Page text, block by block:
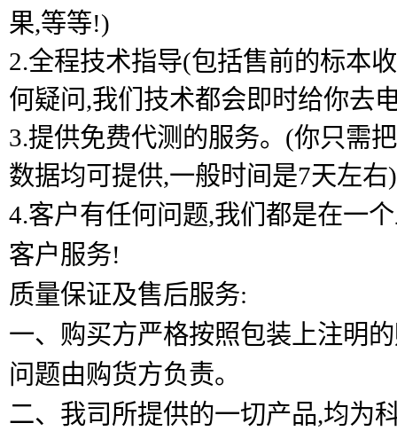
果,等等!)
2.全程技术指导(包括售前的标本
何疑问,我们技术都会即时给你去
3.提供免费代测的服务。(你只需
数据均可提供,一般时间是7天左右)
4.客户有任何问题,我们都是在一
客户服务!
质量保证及售后服务:
一、购买方严格按照包装上注明
问题由购货方负责。
二、我司所提供的一切产品,均为